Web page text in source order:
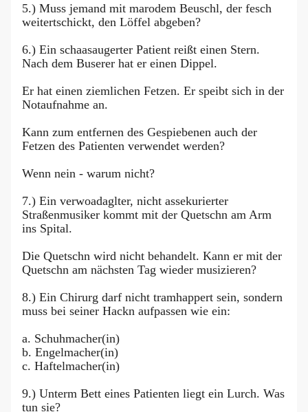
5.) Muss jemand mit marodem Beuschl, der fesch
weitertschickt, den Löffel abgeben?
6.) Ein schaasaugerter Patient reißt einen Stern.
Nach dem Buserer hat er einen Dippel.
Er hat einen ziemlichen Fetzen. Er speibt sich in der
Notaufnahme an.
Kann zum entfernen des Gespiebenen auch der
Fetzen des Patienten verwendet werden?
Wenn nein - warum nicht?
7.) Ein verwoadaglter, nicht assekurierter
Straßenmusiker kommt mit der Quetschn am Arm
ins Spital.
Die Quetschn wird nicht behandelt. Kann er mit der
Quetschn am nächsten Tag wieder musizieren?
8.) Ein Chirurg darf nicht tramhappert sein, sondern
muss bei seiner Hackn aufpassen wie ein:
a. Schuhmacher(in)
b. Engelmacher(in)
c. Haftelmacher(in)
9.) Unterm Bett eines Patienten liegt ein Lurch. Was
tun sie?